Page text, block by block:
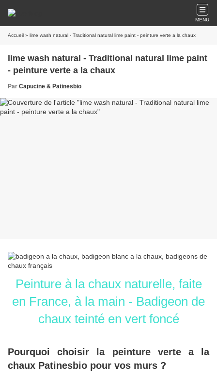
MENU
Accueil » lime wash natural - Traditional natural lime paint - peinture verte a la chaux
lime wash natural - Traditional natural lime paint
- peinture verte a la chaux
Par Capucine & Patinesbio
Peinture à la chaux naturelle, faite
en France, à la main - Badigeon de
chaux teinté en vert foncé
Pourquoi choisir la peinture verte a la
chaux Patinesbio pour vos murs ?